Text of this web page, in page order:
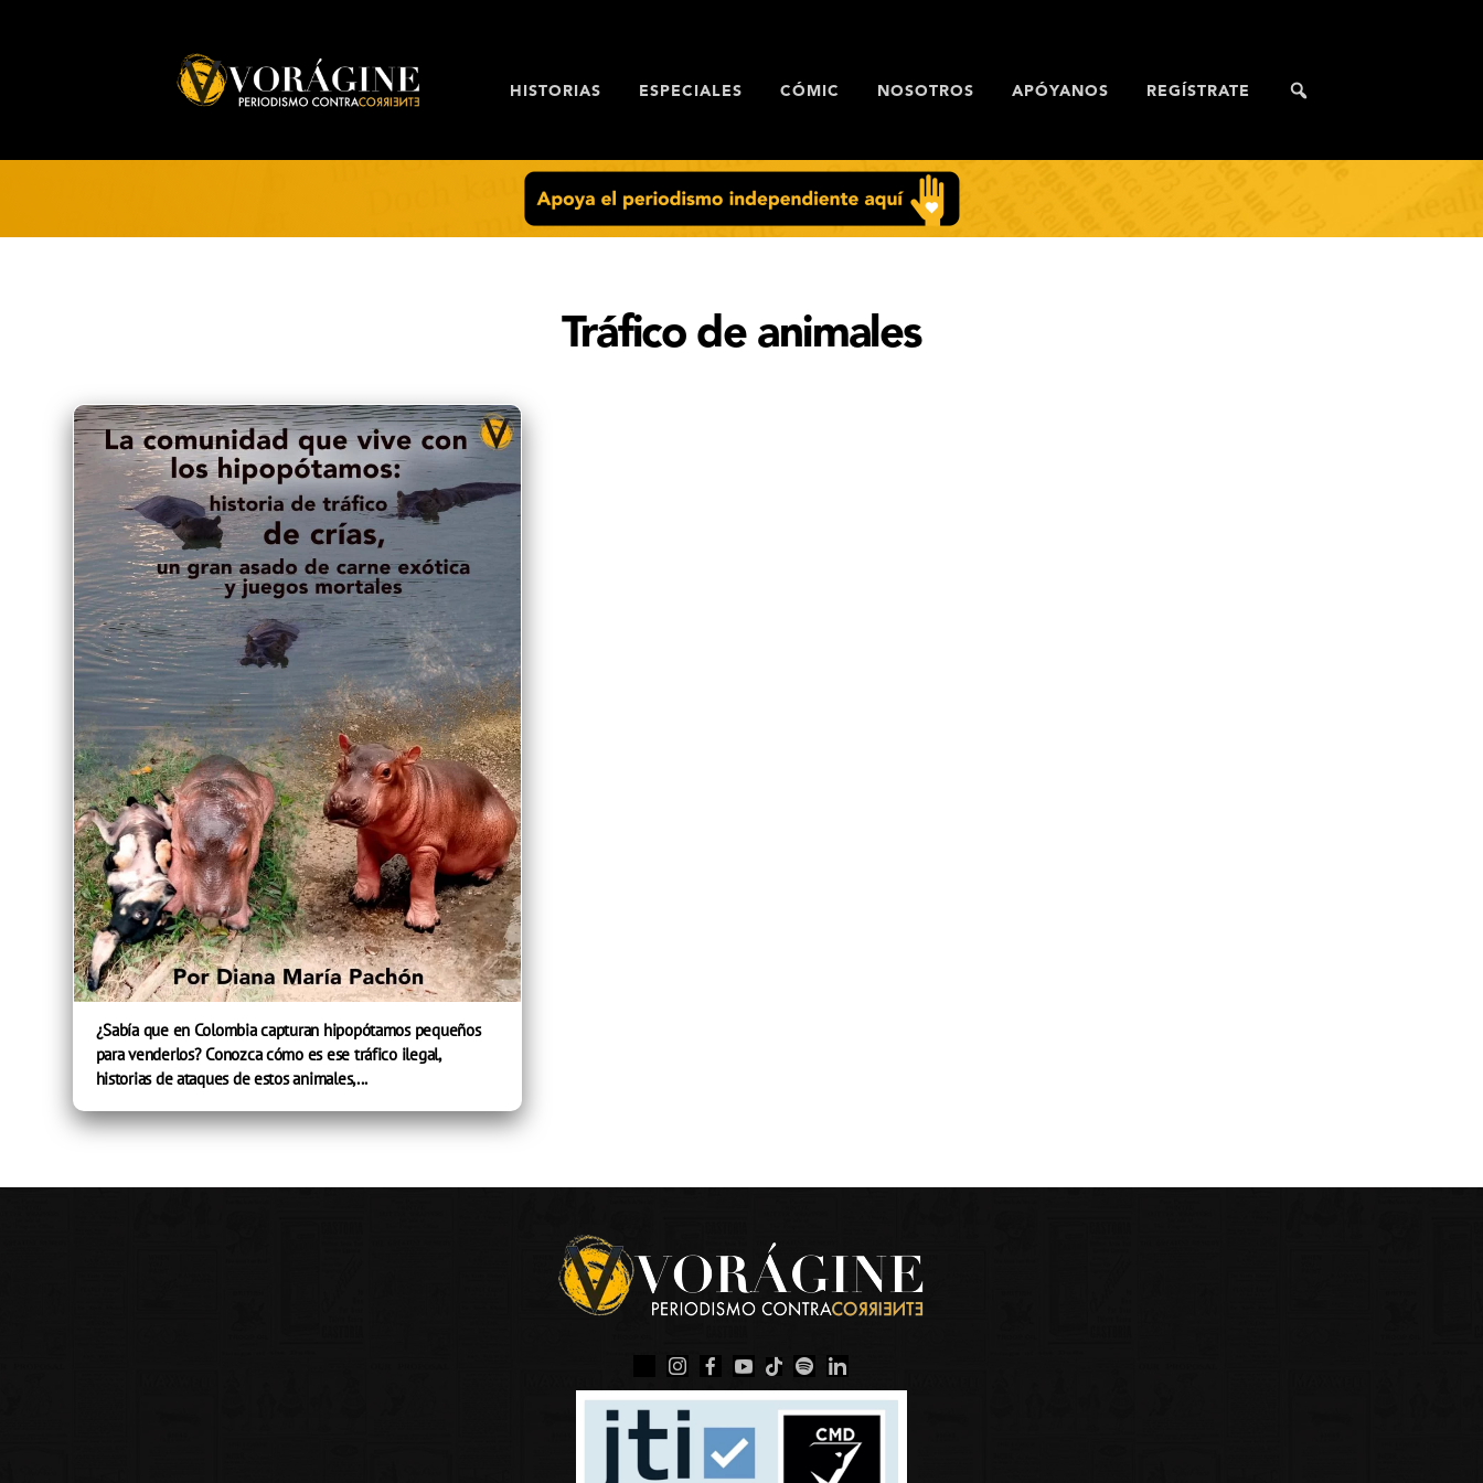
HISTORIAS ESPECIALES CÓMIC NOSOTROS APÓYANOS REGÍSTRATE
Tráfico de animales
¿Sabía que en Colombia capturan hipopótamos pequeños
para venderlos? Conozca cómo es ese tráfico ilegal,
historias de ataques de estos animales,...